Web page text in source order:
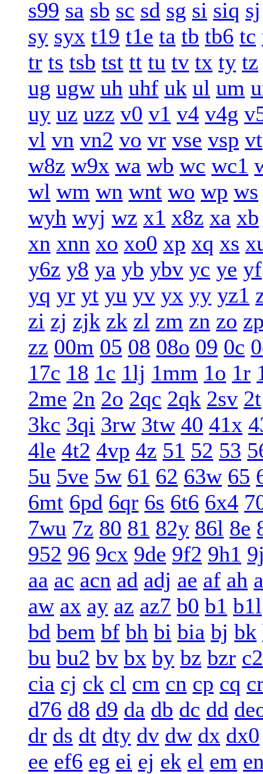
s99 sa sb sc sd sg si siq sj
sy syx t19 t1e ta tb tb6 tc
tr ts tsb tst tt tu tv tx ty tz
ug ugw uh uhf uk ul um
uy uz uzz v0 v1 v4 v4g
vl vn vn2 vo vr vse vsp vt
w8z w9x wa wb wc wc1
wl wm wn wnt wo wp ws
wyh wyj wz x1 x8z xa xb
xn xnn xo xo0 xp xq xs
y6z y8 ya yb ybv yc ye yf
yq yr yt yu yv yx yy yz1
zi zj zjk zk zl zm zn zo
zz 00m 05 08 08o 09 0c
17c 18 1c 1lj 1mm 1o 1r
2me 2n 2o 2qc 2qk 2sv 2t
3kc 3qi 3rw 3tw 40 41x
4le 4t2 4vp 4z 51 52 53
5u 5ve 5w 61 62 63w 65
6mt 6pd 6qr 6s 6t6 6x4
7wu 7z 80 81 82y 86l 8e
952 96 9cx 9de 9f2 9h1
aa ac acn ad adj ae af ah
aw ax ay az az7 b0 b1 b1l
bd bem bf bh bi bia bj bk
bu bu2 bv bx by bz bzr c2
cia cj ck cl cm cn cp cq
d76 d8 d9 da db dc dd
dr ds dt dty dv dw dx dx0
ee ef6 eg ei ej ek el em